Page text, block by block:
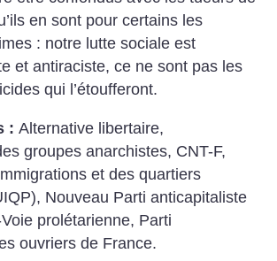
en sont pour certains les
: notre lutte sociale est
et antiraciste, ce ne sont pas les
qui l’étoufferont.
:Alternative libertaire,
groupes anarchistes, CNT-F,
et des quartiers
Nouveau Parti anticapitaliste
prolétarienne, Parti
ouvriers de France.